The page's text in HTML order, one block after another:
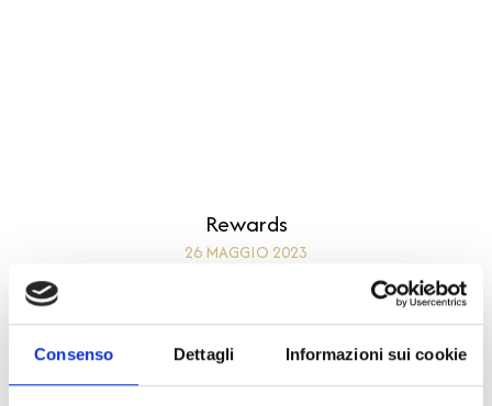
Consenso Dettagli Informazioni sui cookie
Rewards
26 MAGGIO 2023
Leggi articolo
Errore MVC - Undefined index: "image-low-url" on file